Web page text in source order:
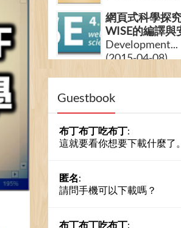
網頁式科學探
WISE的編譯與
Development...
(2015-04-08)
看著前人的表
meeting
Guestbook
布丁布丁吃布丁:
這就要看你想要下載什麼了。
匿名:
請問手機可以下載嗎？
布丁布丁吃布丁: